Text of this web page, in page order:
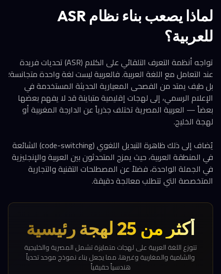
لماذا يصعب بناء نظام ASR
للعربية؟
تواجه أنظمة التعرف التلقائي على الكلام (ASR) تحديات فريدة
عند التعامل مع اللغة العربية. فالعربية ليست لغة واحدة متجانسة؛
بل طيف يمتد من الفصحى المعيارية الحديثة المستخدمة في
الإعلام الرسمي، إلى لهجات إقليمية متباينة قد لا يفهم بعضها
بعضاً — العربية المصرية تختلف جذرياً عن الدارجة المغربية أو
لهجة الخليج.
يُضاف إلى ذلك ظاهرة التبديل اللغوي (code-switching) الشائعة
في المنطقة العربية، حيث يمزج المتحدثون بين العربية والإنجليزية
في الجملة الواحدة، فضلاً عن المصطلحات التقنية والتجارية
المتخصصة التي تتطلب معالجة دقيقة.
أكثر من 25 لهجة رئيسية
تتوزع اللغة العربية على لهجات متمايزة تشمل المصرية والخليجية
والشامية والمغاربية وغيرها، مما يجعل بناء نموذج موحد تحدياً
هندسياً حقيقياً